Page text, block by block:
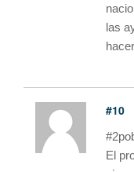
las
#10
El